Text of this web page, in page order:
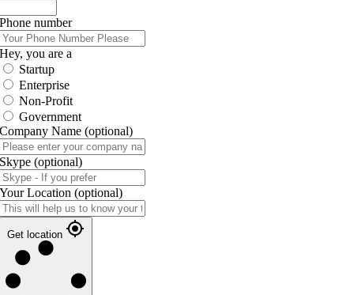
Phone number
Hey, you are a
Startup
Enterprise
Non-Profit
Government
Company Name (optional)
Skype (optional)
Your Location (optional)
Get location